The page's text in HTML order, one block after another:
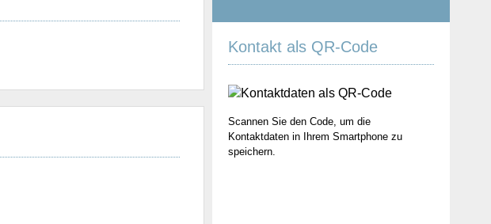
Kontakt als QR-Code
Scannen Sie den Code, um die
Kontaktdaten in Ihrem Smartphone zu
speichern.